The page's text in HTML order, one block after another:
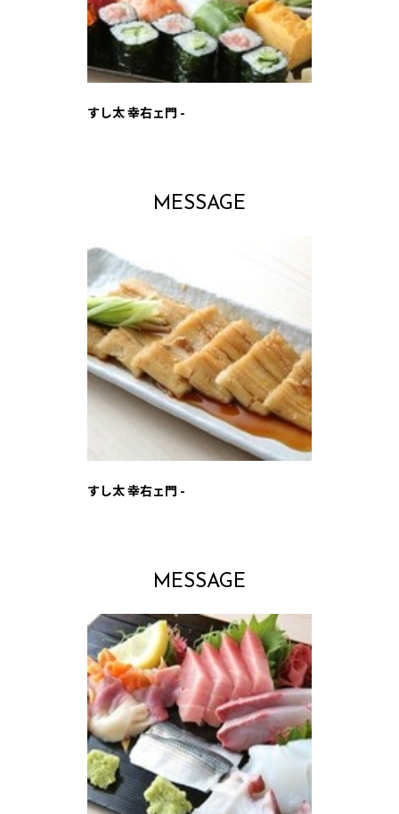
すし太 幸右ェ門 -
MESSAGE
すし太 幸右ェ門 -
MESSAGE